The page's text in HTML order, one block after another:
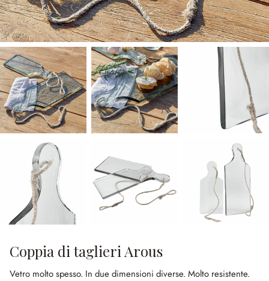
Coppia di taglieri Arous
Vetro molto spesso. In due dimensioni diverse. Molto resistente.